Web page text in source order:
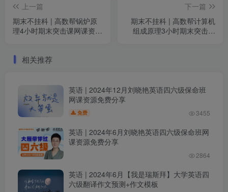
上一篇
期末不挂科 | 高数帮锅炉原
理4小时期末突击课网课资源
下一篇
期末不挂科 | 高数帮计算机
组成原理3小时期末突击课
相关推荐
英语 | 2024年12月刘晓艳英语四六级保命班
网课资源免费分享
免费 3455
英语 | 2024年6月刘晓艳英语四六级保命班网
课资源免费分享
2864
英语 | 2024年6月【我是瑞斯拜】大学英语四
六级翻译作文预测+作文模板